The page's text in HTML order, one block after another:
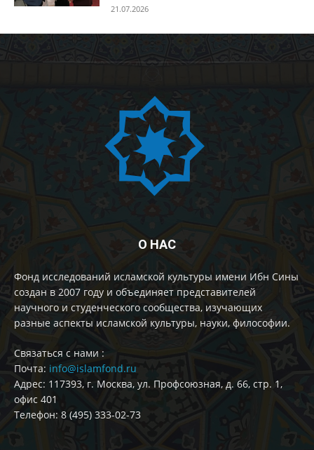
21.07.2026
О НАС
Фонд исследований исламской культуры имени Ибн Сины
создан в 2007 году и объединяет представителей
научного и студенческого сообщества, изучающих
разные аспекты исламской культуры, науки, философии.
Cвязаться с нами :
Почта: info@islamfond.ru
Адрес: 117393, г. Москва, ул. Профсоюзная, д. 66, стр. 1,
офис 401
Телефон: 8 (495) 333-02-73